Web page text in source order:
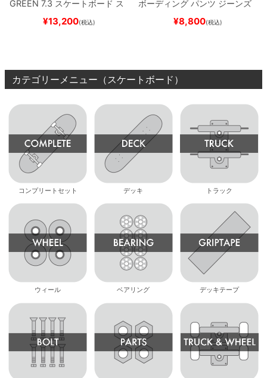
GREEN 7.3 スケートボード ス
¥13,200(税込)
ボーディング パンツ ジーンズ
SLIM FIT 30 LENGTH
スケートボード スケボ
¥8,800(税込)
カテゴリーメニュー（スケートボード）
コンプリートセット デッキ トラック
ウィール ベアリング デッキテープ